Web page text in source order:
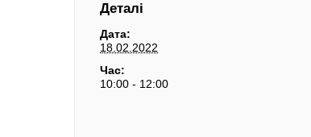
Деталі
Дата:
18.02.2022
Час:
10:00 - 12:00